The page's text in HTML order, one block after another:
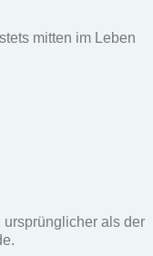
mitten im Leben
ursprünglicher als der